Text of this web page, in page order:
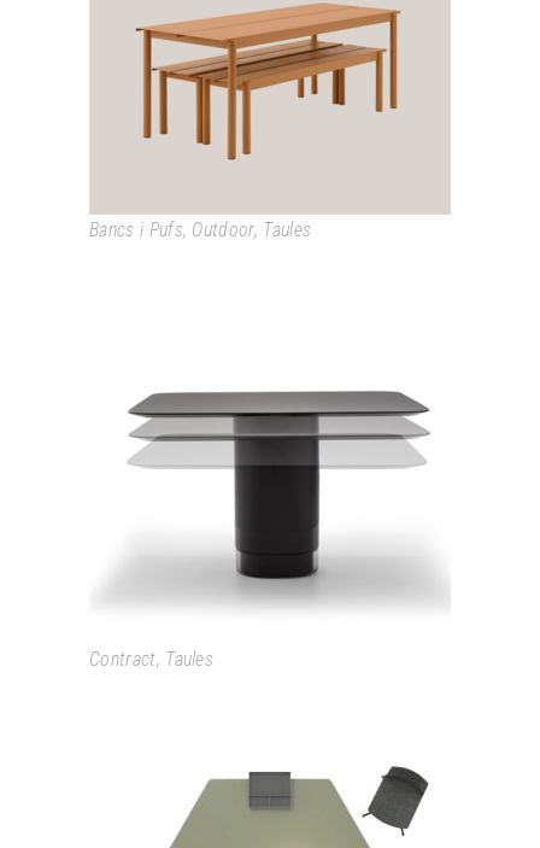
LINEAR
Bancs i Pufs, Outdoor, Taules
SOLID
Contract, Taules